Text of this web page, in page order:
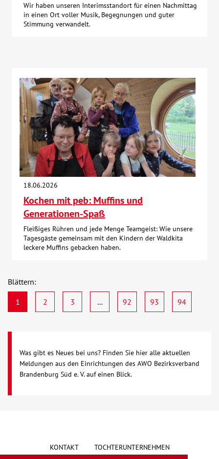
Wir haben unseren Interimsstandort für einen Nachmittag
in einen Ort voller Musik, Begegnungen und guter
Stimmung verwandelt.
18.06.2026
Kochen mit peb: Muffins und
Generationen-Spaß
Fleißiges Rühren und jede Menge Teamgeist: Wie unsere
Tagesgäste gemeinsam mit den Kindern der Waldkita
leckere Muffins gebacken haben.
Blättern:
1 2 3 ... 92 93 94
Was gibt es Neues bei uns? Finden Sie hier alle aktuellen
Meldungen aus den Einrichtungen des AWO Bezirksverband
Brandenburg Süd e. V. auf einen Blick.
KONTAKT TOCHTERUNTERNEHMEN